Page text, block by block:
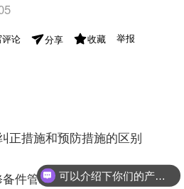
评论 分享 收藏 举报
正措施和预防措施的区别
件管理规范
可以介绍下你们的产品么？